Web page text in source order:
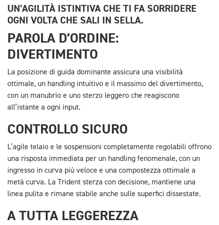
UN’AGILITÀ ISTINTIVA CHE TI FA SORRIDERE
OGNI VOLTA CHE SALI IN SELLA.
PAROLA D’ORDINE:
DIVERTIMENTO
La posizione di guida dominante assicura una visibilità
ottimale, un handling intuitivo e il massimo del divertimento,
con un manubrio e uno sterzo leggero che reagiscono
all’istante a ogni input.
CONTROLLO SICURO
L’agile telaio e le sospensioni completamente regolabili offrono
una risposta immediata per un handling fenomenale, con un
ingresso in curva più veloce e una compostezza ottimale a
metà curva. La Trident sterza con decisione, mantiene una
linea pulita e rimane stabile anche sulle superfici dissestate.
A TUTTA LEGGEREZZA